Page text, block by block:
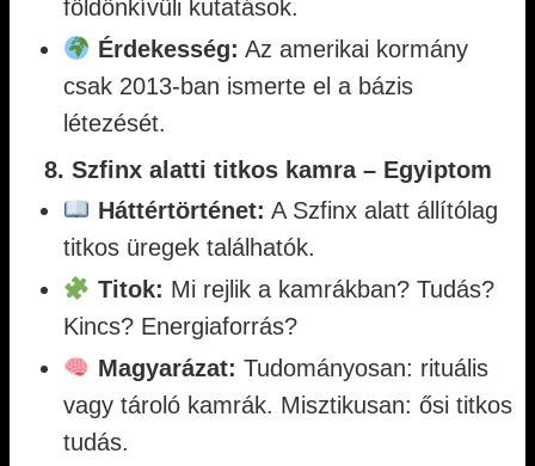
földönkívüli kutatások.
Érdekesség: Az amerikai kormány
csak 2013-ban ismerte el a bázis
létezését.
8. Szfinx alatti titkos kamra – Egyiptom
Háttértörténet: A Szfinx alatt állítólag
titkos üregek találhatók.
Titok: Mi rejlik a kamrákban? Tudás?
Kincs? Energiaforrás?
Magyarázat: Tudományosan: rituális
vagy tároló kamrák. Misztikusan: ősi titkos
tudás.